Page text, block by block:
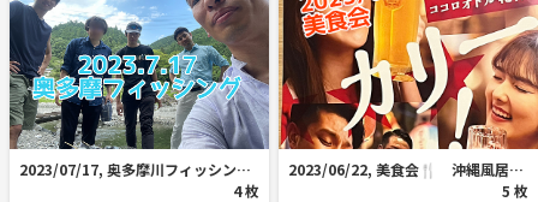
2023/07/17, 奥多摩川フィッシング
4 枚
2023/06/22, 美食会🍴 沖縄風居酒
5 枚